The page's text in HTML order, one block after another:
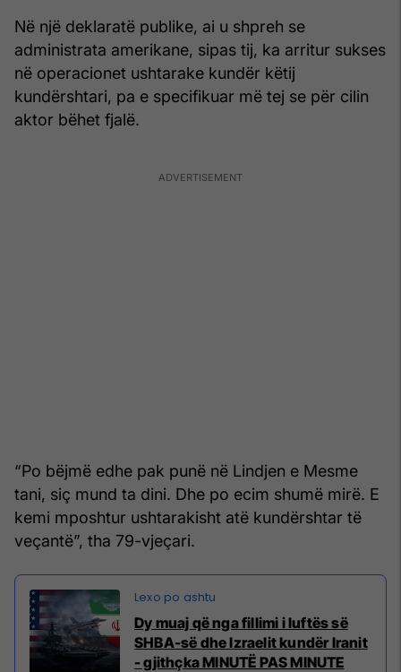
Në një deklaratë publike, ai u shpreh se
administrata amerikane, sipas tij, ka arritur sukses
në operacionet ushtarake kundër këtij
kundërshtari, pa e specifikuar më tej se për cilin
aktor bëhet fjalë.
“Po bëjmë edhe pak punë në Lindjen e Mesme
tani, siç mund ta dini. Dhe po ecim shumë mirë. E
kemi mposhtur ushtarakisht atë kundërshtar të
veçantë”, tha 79-vjeçari.
Dy muaj që nga fillimi i luftës së
SHBA-së dhe Izraelit kundër Iranit
- gjithçka MINUTË PAS MINUTE